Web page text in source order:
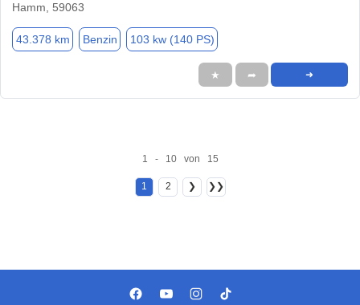
Hamm, 59063
43.378 km Benzin 103 kw (140 PS)
★ ➦ ➜
1 - 10 von 15
1 2 ❯ ❯❯